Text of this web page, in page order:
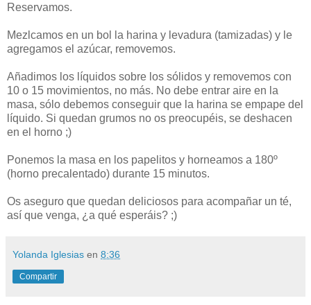
Reservamos.
Mezlcamos en un bol la harina y levadura (tamizadas) y le
agregamos el azúcar, removemos.
Añadimos los líquidos sobre los sólidos y removemos con
10 o 15 movimientos, no más. No debe entrar aire en la
masa, sólo debemos conseguir que la harina se empape del
líquido. Si quedan grumos no os preocupéis, se deshacen
en el horno ;)
Ponemos la masa en los papelitos y horneamos a 180º
(horno precalentado) durante 15 minutos.
Os aseguro que quedan deliciosos para acompañar un té,
así que venga, ¿a qué esperáis? ;)
Yolanda Iglesias en 8:36
Compartir